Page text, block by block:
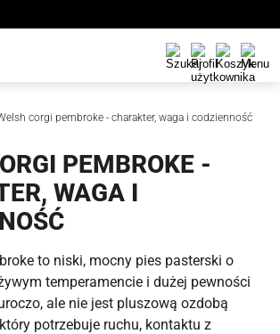
corgi pembroke - charakter, waga i codzienność
PEMBROKE -
WAGA I
to niski, mocny pies pasterski o
temperamencie i dużej pewności
ale nie jest pluszową ozdobą
potrzebuje ruchu, kontaktu z